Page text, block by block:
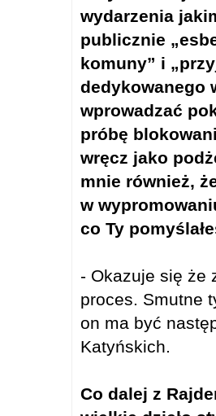
wydarzenia
publicznie
komuny” i
dedykowanego
wprowadzać
próbę
wręcz jako
mnie również,
w
co Ty
- Okazuje się że
proces. Smutne
on ma być
Katyńskich.
Co dalej z